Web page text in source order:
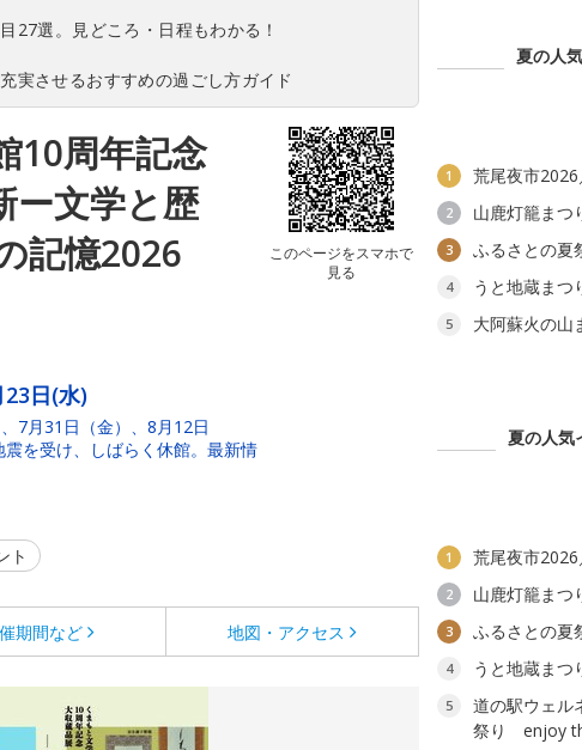
27選。見どころ・日程もわかる！
実させるおすすめの過ごし方ガイド
10周年記念
ー文学と歴
記憶2026
このページをスマホで
見る
日(水)
7月31日（金）、8月12日
を受け、しばらく休館。最新情
ト
期間など 地図・アクセス
夏の人
1 荒尾夜市
2 山鹿灯籠まつ
3 ふるさとの夏
4 うと地蔵まつ
5
大阿蘇火の山
夏の人気
1 荒尾夜市
2 山鹿灯籠まつ
3 ふるさとの夏
4 うと地蔵まつ
5
道の駅ウェ
祭り enjoy